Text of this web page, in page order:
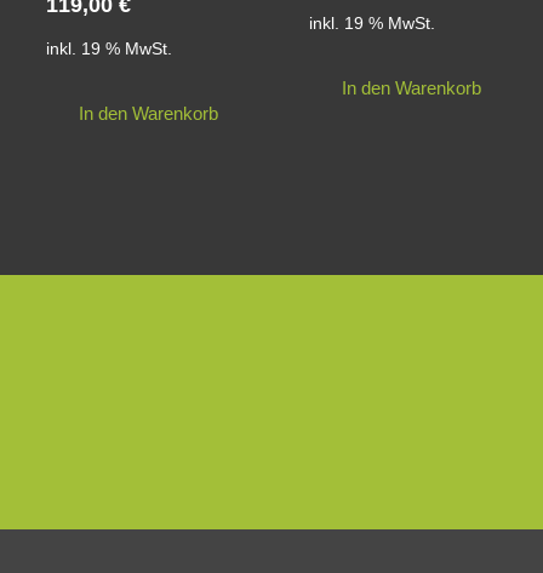
119,00 €
inkl. 19 % MwSt.
In den Warenkorb
inkl. 19 % MwSt.
In den Warenkorb